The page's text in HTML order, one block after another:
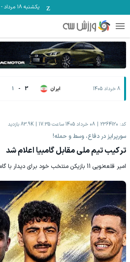
یکشنبه ۱۸ مرداد -
8 خرداد 1405 ایران 3
-
1
کد: 2364120 08 خرداد 1405 ساعت 17:35 83.9K بازدید
سورپرایز در دفاع، وسط و حمله!
ترکیب تیم ملی مقابل گامبیا اعلام شد
امیر قلعه‌نویی 11 بازیکن منتخب خود برای دیدار با گامبیا را مشخص کرد.